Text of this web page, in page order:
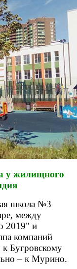
у жилищного
школа №3
между
2019" и
компаний
Бугровскому
– к Мурино.